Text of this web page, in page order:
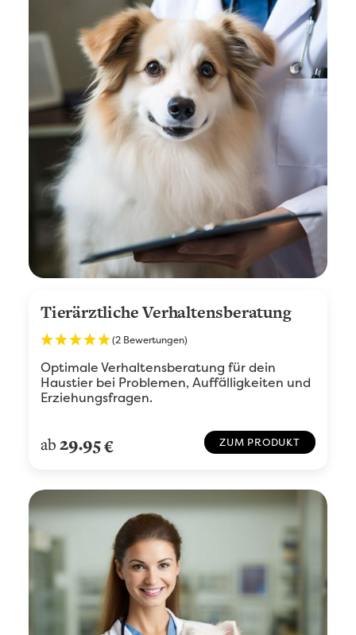
Tierärztliche Verhaltensberatung
(2 Bewertungen)
Optimale Verhaltensberatung für dein
Haustier bei Problemen, Auffälligkeiten und
Erziehungsfragen.
ab29.95€ ZUM PRODUKT